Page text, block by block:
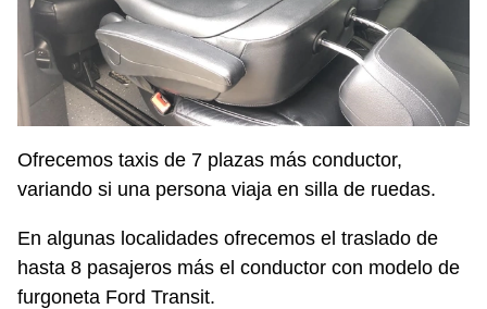
Ofrecemos taxis de 7 plazas más conductor,
variando si una persona viaja en silla de ruedas.
En algunas localidades ofrecemos el traslado de
hasta 8 pasajeros más el conductor con modelo de
furgoneta Ford Transit.